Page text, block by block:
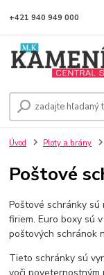
+421 940 949 000
Úvod Ploty a brány
Poštové
Poštové schránky
firiem. Euro boxy sú
poštových schránok
Tieto schránky sú
voči poveternostným